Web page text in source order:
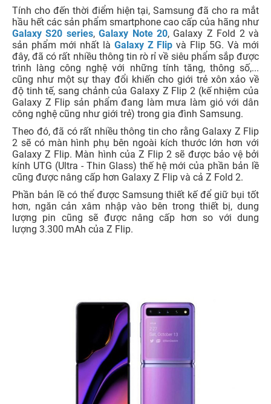
Tính cho đến thời điểm hiện tại, Samsung đã cho ra mắt
hầu hết các sản phẩm smartphone cao cấp của hãng như
Galaxy S20 series,Galaxy Note 20, Galaxy Z Fold 2 và
sản phẩm mới nhất là Galaxy Z Flip và Flip 5G. Và mới
đây, đã có rất nhiều thông tin rò rỉ về siêu phẩm sắp được
trình làng công nghệ với những tính tăng, thông số,...
cũng như một sự thay đổi khiến cho giới trẻ xôn xảo về
độ tinh tế, sang chảnh của Galaxy Z Flip 2 (kế nhiệm của
Galaxy Z Flip sản phẩm đang làm mưa làm gió với dân
công nghệ cũng như giới trẻ) trong gia đình Samsung.
Theo đó, đã có rất nhiều thông tin cho rằng Galaxy Z Flip
2 sẽ có màn hình phụ bên ngoài kích thước lớn hơn với
Galaxy Z Flip. Màn hình của Z Flip 2 sẽ được bảo vệ bởi
kính UTG (Ultra - Thin Glass) thế hệ mới của phần bản lề
cũng được nâng cấp hơn Galaxy Z Flip và cả Z Fold 2.
Phần bản lề có thể được Samsung thiết kế để giữ bụi tốt
hơn, ngăn cản xâm nhập vào bên trong thiết bị, dung
lượng pin cũng sẽ được nâng cấp hơn so với dung
lượng 3.300 mAh của Z Flip.